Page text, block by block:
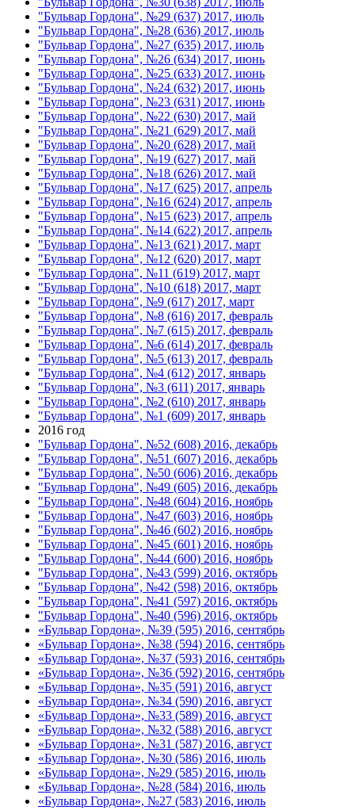
"Бульвар Гордона", №29 (637) 2017, июль
"Бульвар Гордона", №28 (636) 2017, июль
"Бульвар Гордона", №27 (635) 2017, июль
"Бульвар Гордона", №26 (634) 2017, июнь
"Бульвар Гордона", №25 (633) 2017, июнь
"Бульвар Гордона", №24 (632) 2017, июнь
"Бульвар Гордона", №23 (631) 2017, июнь
"Бульвар Гордона", №22 (630) 2017, май
"Бульвар Гордона", №21 (629) 2017, май
"Бульвар Гордона", №20 (628) 2017, май
"Бульвар Гордона", №19 (627) 2017, май
"Бульвар Гордона", №18 (626) 2017, май
"Бульвар Гордона", №17 (625) 2017, апрель
"Бульвар Гордона", №16 (624) 2017, апрель
"Бульвар Гордона", №15 (623) 2017, апрель
"Бульвар Гордона", №14 (622) 2017, апрель
"Бульвар Гордона", №13 (621) 2017, март
"Бульвар Гордона", №12 (620) 2017, март
"Бульвар Гордона", №11 (619) 2017, март
"Бульвар Гордона", №10 (618) 2017, март
"Бульвар Гордона", №9 (617) 2017, март
"Бульвар Гордона", №8 (616) 2017, февраль
"Бульвар Гордона", №7 (615) 2017, февраль
"Бульвар Гордона", №6 (614) 2017, февраль
"Бульвар Гордона", №5 (613) 2017, февраль
"Бульвар Гордона", №4 (612) 2017, январь
"Бульвар Гордона", №3 (611) 2017, январь
"Бульвар Гордона", №2 (610) 2017, январь
"Бульвар Гордона", №1 (609) 2017, январь
2016 год
"Бульвар Гордона", №52 (608) 2016, декабрь
"Бульвар Гордона", №51 (607) 2016, декабрь
"Бульвар Гордона", №50 (606) 2016, декабрь
"Бульвар Гордона", №49 (605) 2016, декабрь
"Бульвар Гордона", №48 (604) 2016, ноябрь
"Бульвар Гордона", №47 (603) 2016, ноябрь
"Бульвар Гордона", №46 (602) 2016, ноябрь
"Бульвар Гордона", №45 (601) 2016, ноябрь
"Бульвар Гордона", №44 (600) 2016, ноябрь
"Бульвар Гордона", №43 (599) 2016, октябрь
"Бульвар Гордона", №42 (598) 2016, октябрь
"Бульвар Гордона", №41 (597) 2016, октябрь
"Бульвар Гордона", №40 (596) 2016, октябрь
«Бульвар Гордона», №39 (595) 2016, сентябрь
«Бульвар Гордона», №38 (594) 2016, сентябрь
«Бульвар Гордона», №37 (593) 2016, сентябрь
«Бульвар Гордона», №36 (592) 2016, сентябрь
«Бульвар Гордона», №35 (591) 2016, август
«Бульвар Гордона», №34 (590) 2016, август
«Бульвар Гордона», №33 (589) 2016, август
«Бульвар Гордона», №32 (588) 2016, август
«Бульвар Гордона», №31 (587) 2016, август
«Бульвар Гордона», №30 (586) 2016, июль
«Бульвар Гордона», №29 (585) 2016, июль
«Бульвар Гордона», №28 (584) 2016, июль
«Бульвар Гордона», №27 (583) 2016, июль